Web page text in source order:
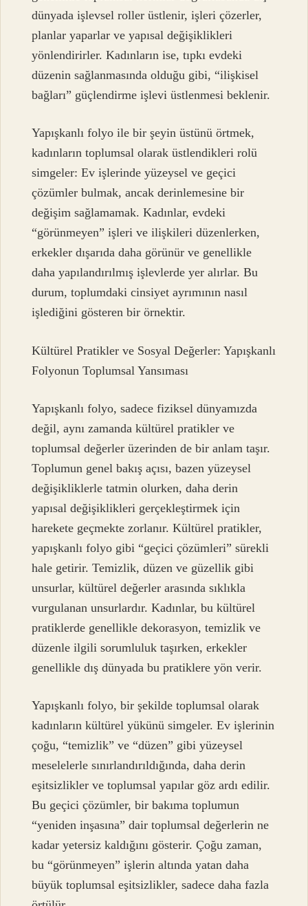
dünyada işlevsel roller üstlenir, işleri çözerler,
planlar yaparlar ve yapısal değişiklikleri
yönlendirirler. Kadınların ise, tıpkı evdeki
düzenin sağlanmasında olduğu gibi, “ilişkisel
bağları” güçlendirme işlevi üstlenmesi beklenir.
Yapışkanlı folyo ile bir şeyin üstünü örtmek,
kadınların toplumsal olarak üstlendikleri rolü
simgeler: Ev işlerinde yüzeysel ve geçici
çözümler bulmak, ancak derinlemesine bir
değişim sağlamamak. Kadınlar, evdeki
“görünmeyen” işleri ve ilişkileri düzenlerken,
erkekler dışarıda daha görünür ve genellikle
daha yapılandırılmış işlevlerde yer alırlar. Bu
durum, toplumdaki cinsiyet ayrımının nasıl
işlediğini gösteren bir örnektir.
Kültürel Pratikler ve Sosyal Değerler: Yapışkanlı
Folyonun Toplumsal Yansıması
Yapışkanlı folyo, sadece fiziksel dünyamızda
değil, aynı zamanda kültürel pratikler ve
toplumsal değerler üzerinden de bir anlam taşır.
Toplumun genel bakış açısı, bazen yüzeysel
değişikliklerle tatmin olurken, daha derin
yapısal değişiklikleri gerçekleştirmek için
harekete geçmekte zorlanır. Kültürel pratikler,
yapışkanlı folyo gibi “geçici çözümleri” sürekli
hale getirir. Temizlik, düzen ve güzellik gibi
unsurlar, kültürel değerler arasında sıklıkla
vurgulanan unsurlardır. Kadınlar, bu kültürel
pratiklerde genellikle dekorasyon, temizlik ve
düzenle ilgili sorumluluk taşırken, erkekler
genellikle dış dünyada bu pratiklere yön verir.
Yapışkanlı folyo, bir şekilde toplumsal olarak
kadınların kültürel yükünü simgeler. Ev işlerinin
çoğu, “temizlik” ve “düzen” gibi yüzeysel
meselelerle sınırlandırıldığında, daha derin
eşitsizlikler ve toplumsal yapılar göz ardı edilir.
Bu geçici çözümler, bir bakıma toplumun
“yeniden inşasına” dair toplumsal değerlerin ne
kadar yetersiz kaldığını gösterir. Çoğu zaman,
bu “görünmeyen” işlerin altında yatan daha
büyük toplumsal eşitsizlikler, sadece daha fazla